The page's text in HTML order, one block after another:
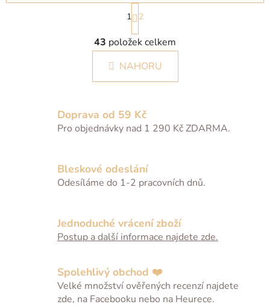
O
v
l
á
d
c
í
v
k
y
ý
p
i
u
S
t
r
á
n
k
n
í
1 2
43 položek celkem
NAHORU
Doprava od 59 Kč
Pro objednávky nad 1 290 Kč ZDARMA.
Bleskové odeslání
Odesíláme do 1-2 pracovních dnů.
Jednoduché vrácení zboží
Postup a další informace najdete zde.
Spolehlivý obchod ❤️
Velké množství ověřených recenzí najdete
zde, na Facebooku nebo na Heurece.